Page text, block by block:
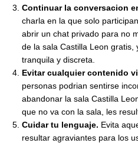
Continuar la conversacion
charla en la que solo
abrir un chat privado para no
de la sala Castilla Leon
tranquila y discreta.
Evitar cualquier contenido
personas podrian sentirse
abandonar la sala Castilla
que no va con la sala, les
Cuidar tu lenguaje. Evita
resultar agraviantes para los